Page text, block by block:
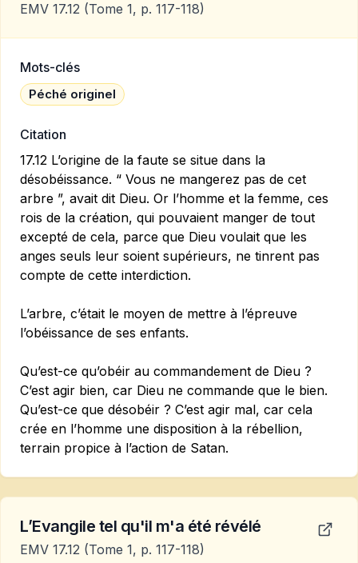
EMV 17.12 (Tome 1, p. 117-118)
Mots-clés
Péché originel
Citation
17.12 L’origine de la faute se situe dans la
désobéissance. “ Vous ne mangerez pas de cet
arbre ”, avait dit Dieu. Or l’homme et la femme, ces
rois de la création, qui pouvaient manger de tout
excepté de cela, parce que Dieu voulait que les
anges seuls leur soient supérieurs, ne tinrent pas
compte de cette interdiction.
L’arbre, c’était le moyen de mettre à l’épreuve
l’obéissance de ses enfants.
Qu’est-ce qu’obéir au commandement de Dieu ?
C’est agir bien, car Dieu ne commande que le bien.
Qu’est-ce que désobéir ? C’est agir mal, car cela
crée en l’homme une disposition à la rébellion,
terrain propice à l’action de Satan.
L’Evangile tel qu'il m'a été révélé
EMV 17.12 (Tome 1, p. 117-118)